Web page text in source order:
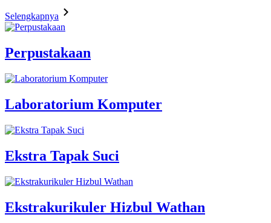
Selengkapnya
Perpustakaan
Laboratorium Komputer
Ekstra Tapak Suci
Ekstrakurikuler Hizbul Wathan